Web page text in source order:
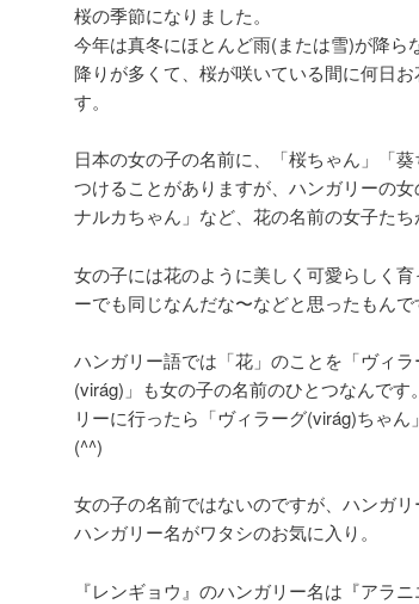
桜の季節になりました。
今年は真冬にほとんど雨(または雪)が降
降りが多くて、桜が咲いている間に何日
す。
日本の女の子の名前に、「桜ちゃん」「
つけることがありますが、ハンガリーの
ナルカちゃん」など、花の名前の女子たち
女の子には花のように美しく可愛らしく
ーでも同じなんだな〜などと思ったもんで
ハンガリー語では「花」のことを「ヴィ
(virág)」も女の子の名前のひとつなんで
リーに行ったら「ヴィラーグ(virág)ちゃん
(^^)
女の子の名前ではないのですが、ハンガ
ハンガリー名がワタシのお気に入り。
『レンギョウ』のハンガリー名は『アラ